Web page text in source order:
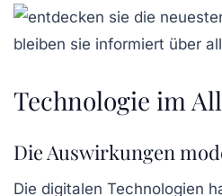
Technologie im
Die Auswirkungen
Die digitalen Technologien